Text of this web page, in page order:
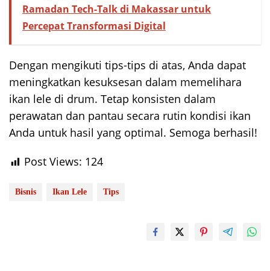
Ramadan Tech-Talk di Makassar untuk
Percepat Transformasi Digital
Dengan mengikuti tips-tips di atas, Anda dapat
meningkatkan kesuksesan dalam memelihara
ikan lele di drum. Tetap konsisten dalam
perawatan dan pantau secara rutin kondisi ikan
Anda untuk hasil yang optimal. Semoga berhasil!
Post Views: 124
Bisnis Ikan Lele Tips